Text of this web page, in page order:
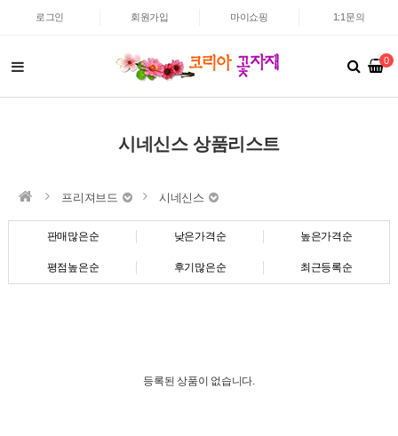
로그인 회원가입 마이쇼핑 1:1문의
0
시네신스 상품리스트
프리져브드 시네신스
판매많은순 낮은가격순 높은가격순
평점높은순 후기많은순 최근등록순
등록된 상품이 없습니다.